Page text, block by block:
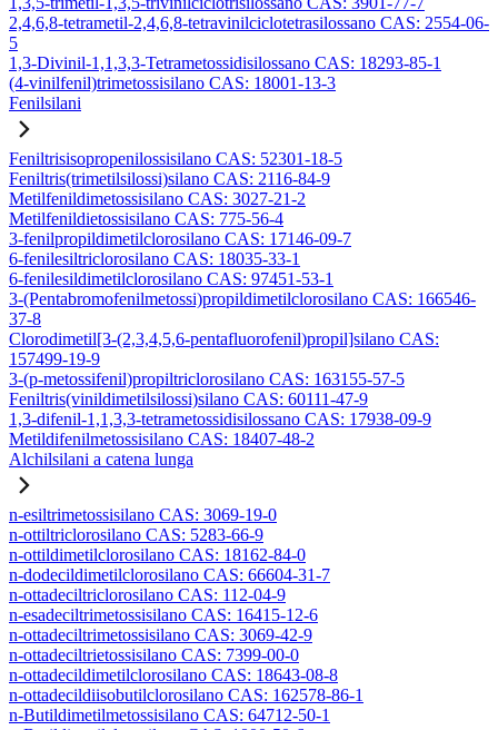
2,4,6,8-tetrametil-2,4,6,8-tetravinilciclotetrasilossano CAS: 2554-06-
5
1,3-Divinil-1,1,3,3-Tetrametossidisilossano CAS: 18293-85-1
(4-vinilfenil)trimetossisilano CAS: 18001-13-3
Fenilsilani
Feniltrisisopropenilossisilano CAS: 52301-18-5
Feniltris(trimetilsilossi)silano CAS: 2116-84-9
Metilfenildimetossisilano CAS: 3027-21-2
Metilfenildietossisilano CAS: 775-56-4
3-fenilpropildimetilclorosilano CAS: 17146-09-7
6-fenilesiltriclorosilano CAS: 18035-33-1
6-fenilesildimetilclorosilano CAS: 97451-53-1
3-(Pentabromofenilmetossi)propildimetilclorosilano CAS: 166546-
37-8
Clorodimetil[3-(2,3,4,5,6-pentafluorofenil)propil]silano CAS:
157499-19-9
3-(p-metossifenil)propiltriclorosilano CAS: 163155-57-5
Feniltris(vinildimetilsilossi)silano CAS: 60111-47-9
1,3-difenil-1,1,3,3-tetrametossidisilossano CAS: 17938-09-9
Metildifenilmetossisilano CAS: 18407-48-2
Alchilsilani a catena lunga
n-esiltrimetossisilano CAS: 3069-19-0
n-ottiltriclorosilano CAS: 5283-66-9
n-ottildimetilclorosilano CAS: 18162-84-0
n-dodecildimetilclorosilano CAS: 66604-31-7
n-ottadeciltriclorosilano CAS: 112-04-9
n-esadeciltrimetossisilano CAS: 16415-12-6
n-ottadeciltrimetossisilano CAS: 3069-42-9
n-ottadeciltrietossisilano CAS: 7399-00-0
n-ottadecildimetilclorosilano CAS: 18643-08-8
n-ottadecildiisobutilclorosilano CAS: 162578-86-1
n-Butildimetilmetossisilano CAS: 64712-50-1